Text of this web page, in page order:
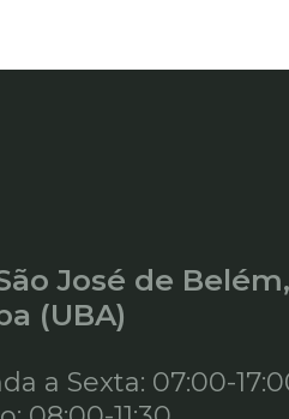
José de
(UBA)
a Sexta: 07:00-